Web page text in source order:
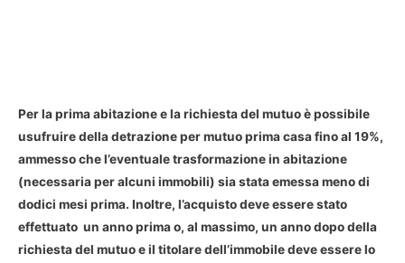
Per laprima abitazione e la richiesta del mutuoè possibile
usufruire delladetrazione per mutuo prima casafino al 19%,
ammesso che l’eventuale trasformazione in abitazione
(necessaria per alcuni immobili) sia stata emessa meno di
dodici mesi prima. Inoltre, l’acquisto deve essere stato
effettuato un anno prima o, al massimo, un anno dopo della
richiesta del mutuo e il titolare dell’immobile deve essere lo